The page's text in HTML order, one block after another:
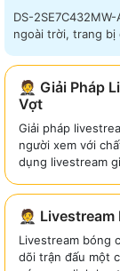
DS-
ngoài trời, trang bị
🤵 Giải Pháp
Vợt
Giải pháp
người xem với
dụng livestream
🤵 Livestream
Livestream bóng
dõi trận đấu một